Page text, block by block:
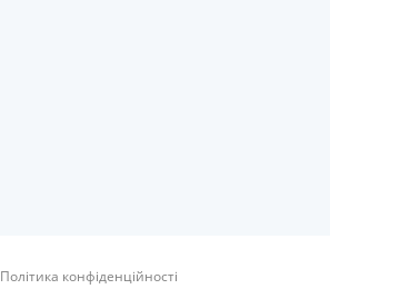
Політика конфіденційності